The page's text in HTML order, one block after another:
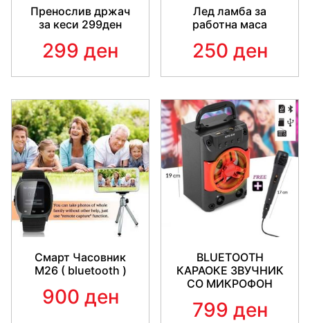
Пренослив држач
за кеси 299ден
299 ден
Лед ламба за
работна маса
250 ден
Смарт Часовник
М26 ( bluetooth )
900 ден
BLUETOOTH
КАРАОКЕ ЗВУЧНИК
СО МИКРОФОН
799 ден